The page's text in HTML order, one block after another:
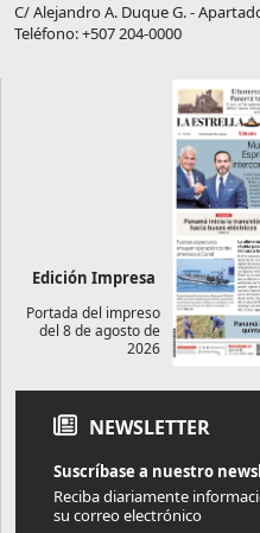
C/ Alejandro A. Duque G. -
Teléfono: +507 204-0000
Edición Impresa
Portada del impreso
del 8 de agosto de
2026
NEWSLETTER
Suscríbase a nuestro
Reciba diariamente
su correo electrónico